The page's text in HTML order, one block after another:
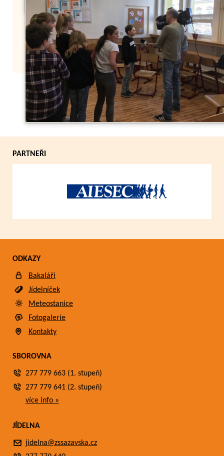
Zpět
PARTNEŘI
ODKAZY
Bakaláři
Jídelníček
Meteostanice
Fotogalerie
Kontakty
SBOROVNA
277 779 663 (1. stupeň)
277 779 641 (2. stupeň)
více info »
JÍDELNA
jidelna@zssazavska.cz